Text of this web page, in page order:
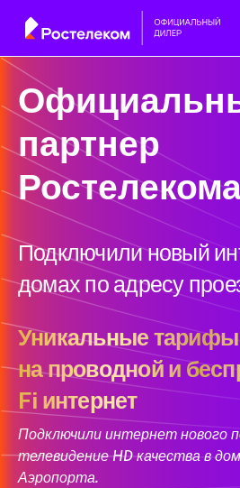
партнер
Подключили новый
домах по адресу
Уникальные
на проводной и
Fi интернет
Подключили интернет нового
телевидение HD качества в
Аэропорта.